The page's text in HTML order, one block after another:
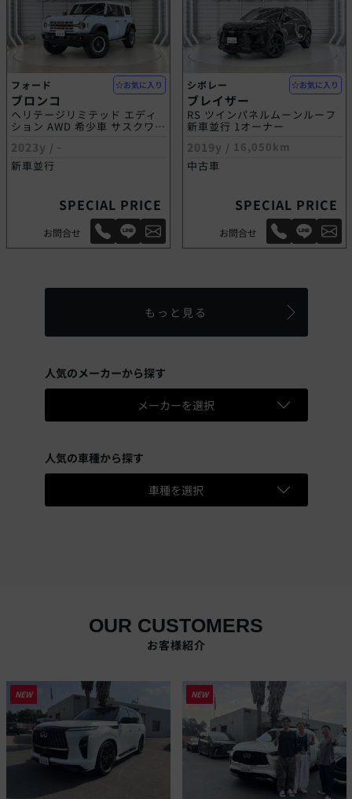
お気に入り
フォード
ブロンコ
ヘリテージリミテッド エディ
ション AWD 希少車 サスクワッ
2023y / -
新車並行
SPECIAL PRICE
お問合せ
お気に入り
シボレー
ブレイザー
RS ツインパネルムーンルーフ
新車並行 1オーナー
2019y / 16,050km
中古車
SPECIAL PRICE
お問合せ
もっと見る
人気のメーカーから探す
メーカーを選択
人気の車種から探す
車種を選択
OUR CUSTOMERS
お客様紹介
NEW NEW